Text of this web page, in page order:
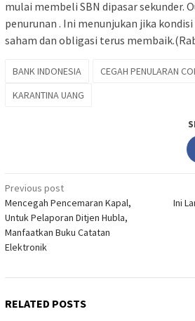
mulai membeli SBN dipasar sekunder.
penurunan . Ini menunjukan jika
saham dan obligasi terus
BANK INDONESIA
CEGAH PENULARAN
KARANTINA UANG
Post
navigation
Previous post
Mencegah Pencemaran Kapal,
Untuk Pelaporan Ditjen Hubla,
Manfaatkan Buku Catatan
Elektronik
Ini
RELATED POSTS